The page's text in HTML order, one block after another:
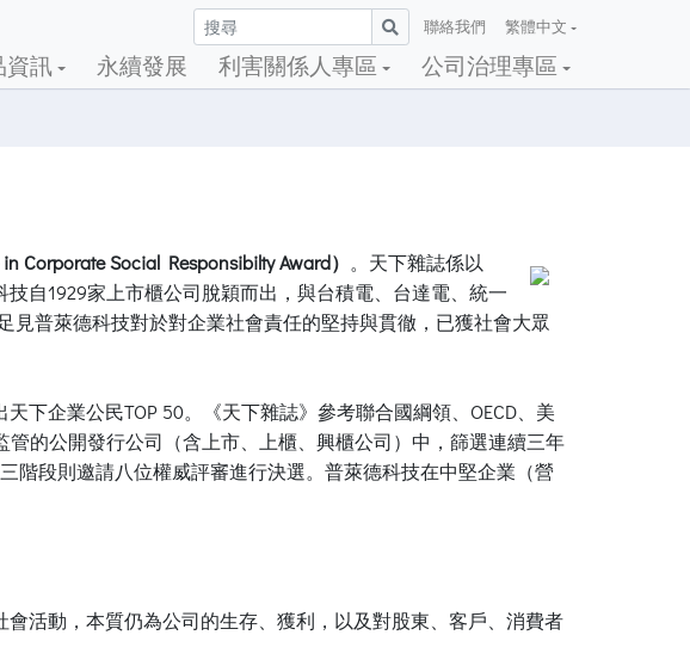
聯絡我們 繁體中文
資訊 永續發展 利害關係人專區 公司治理專區
Corporate Social Responsibilty Award） 。天下雜誌係以
自1929家上市櫃公司脫穎而出，與台積電、台達電、統一
普萊德科技對於對企業社會責任的堅持與貫徹，已獲社會大眾
下企業公民TOP 50。《天下雜誌》參考聯合國綱領、OECD、美
的公開發行公司（含上市、上櫃、興櫃公司）中，篩選連續三年
階段則邀請八位權威評審進行決選。普萊德科技在中堅企業（營
活動，本質仍為公司的生存、獲利，以及對股東、客戶、消費者